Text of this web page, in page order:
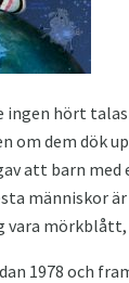
ingen hört
om dem dök
att barn med
människor
vara
1978 och